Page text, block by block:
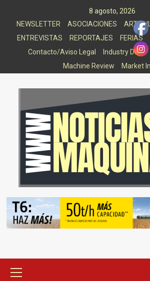
8 agosto, 2026
NEWSLETTER
ASOCIACIONES
ENTREVISTAS
REPORTAJES FERIAS
Contacto/Aviso Legal
Industry Data
Machine Review
Market
principal